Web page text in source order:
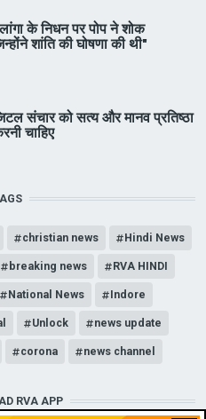
के निधन पर पोप ने शोक
शांति की घोषणा की थी"
संचार को सत्य और मानव प्रतिष्ठा
चाहिए
christian news Hindi News
breaking news RVA HINDI
National News Indore
Unlock news update
corona news channel
RVA APP